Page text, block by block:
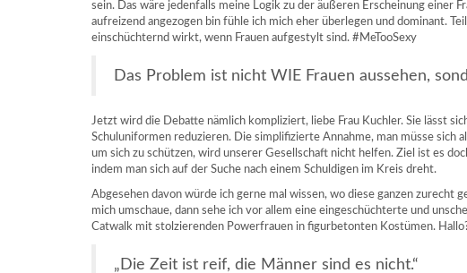
sein. Das wäre jedenfalls meine Logik zu der äußeren Erscheinung einer
aufreizend angezogen bin fühle ich mich eher überlegen und dominant.
einschüchternd wirkt, wenn Frauen aufgestylt sind. #MeTooSexy
Das Problem ist nicht WIE Frauen aussehen,
Jetzt wird die Debatte nämlich kompliziert, liebe Frau Kuchler. Sie lässt
Schuluniformen reduzieren. Die simplifizierte Annahme, man müsse sich
um sich zu schützen, wird unserer Gesellschaft nicht helfen. Ziel ist es
indem man sich auf der Suche nach einem Schuldigen im Kreis dreht.
Abgesehen davon würde ich gerne mal wissen, wo diese ganzen zurecht
mich umschaue, dann sehe ich vor allem eine eingeschüchterte und
Catwalk mit stolzierenden Powerfrauen in figurbetonten Kostümen.
„Die Zeit ist reif, die Männer sind es nicht.“